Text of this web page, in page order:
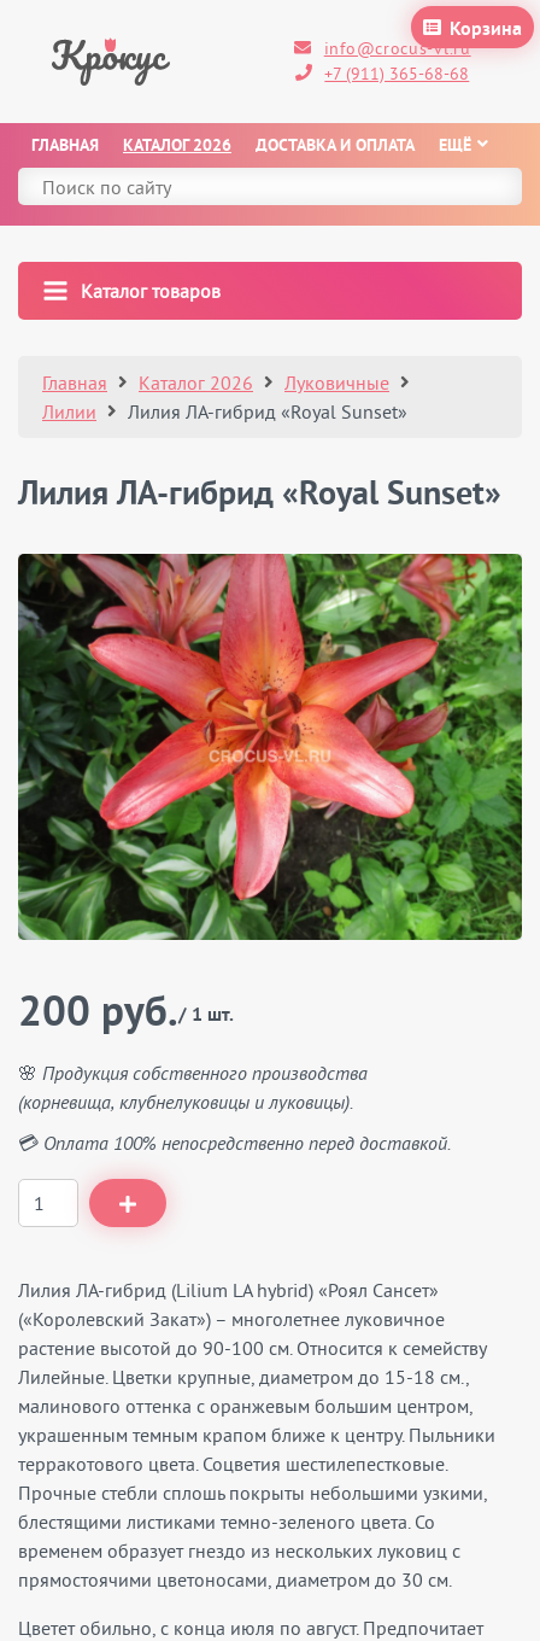
Корзина
info@crocus-vl.ru
+7 (911) 365-68-68
ГЛАВНАЯ КАТАЛОГ 2026 ДОСТАВКА И ОПЛАТА ЕЩЁ
Каталог товаров
Главная Каталог 2026
Луковичные
Лилии
Лилия ЛА-гибрид «Royal Sunset»
Лилия ЛА-гибрид «Royal Sunset»
200 руб./ 1 шт.
🌸 Продукция собственного производства
(корневища, клубнелуковицы и луковицы).
💳 Оплата 100% непосредственно перед доставкой.
Лилия ЛА-гибрид (Lilium LA hybrid) «Роял Сансет»
(«Королевский Закат») – многолетнее луковичное
растение высотой до 90-100 см. Относится к семейству
Лилейные. Цветки крупные, диаметром до 15-18 см.,
малинового оттенка с оранжевым большим центром,
украшенным темным крапом ближе к центру. Пыльники
терракотового цвета. Соцветия шестилепестковые.
Прочные стебли сплошь покрыты небольшими узкими,
блестящими листиками темно-зеленого цвета. Со
временем образует гнездо из нескольких луковиц с
прямостоячими цветоносами, диаметром до 30 см.
Цветет обильно, с конца июля по август. Предпочитает